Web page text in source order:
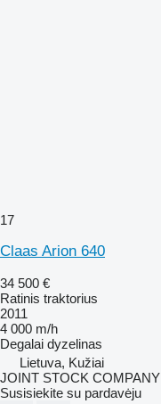
17
Claas Arion 640
34 500 €
Ratinis traktorius
2011
4 000 m/h
Degalai dyzelinas
Lietuva, Kužiai
JOINT STOCK
Susisiekite su pardavėju